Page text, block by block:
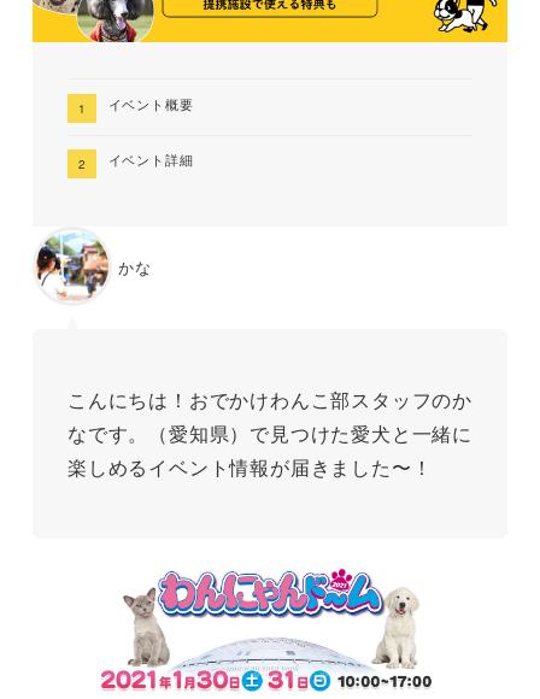
イベント概要
イベント詳細
かな
こんにちは！おでかけわんこ部スタッフのか
なです。（愛知県）で見つけた愛犬と一緒に
楽しめるイベント情報が届きました〜！